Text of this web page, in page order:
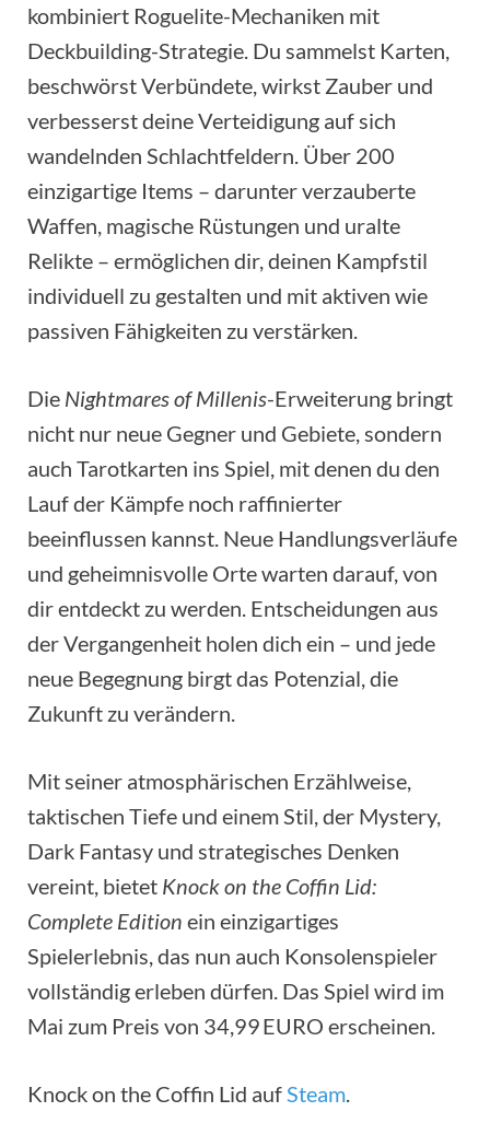
kombiniert Roguelite-Mechaniken mit
Deckbuilding-Strategie. Du sammelst Karten,
beschwörst Verbündete, wirkst Zauber und
verbesserst deine Verteidigung auf sich
wandelnden Schlachtfeldern. Über 200
einzigartige Items – darunter verzauberte
Waffen, magische Rüstungen und uralte
Relikte – ermöglichen dir, deinen Kampfstil
individuell zu gestalten und mit aktiven wie
passiven Fähigkeiten zu verstärken.
Die Nightmares of Millenis-Erweiterung bringt
nicht nur neue Gegner und Gebiete, sondern
auch Tarotkarten ins Spiel, mit denen du den
Lauf der Kämpfe noch raffinierter
beeinflussen kannst. Neue Handlungsverläufe
und geheimnisvolle Orte warten darauf, von
dir entdeckt zu werden. Entscheidungen aus
der Vergangenheit holen dich ein – und jede
neue Begegnung birgt das Potenzial, die
Zukunft zu verändern.
Mit seiner atmosphärischen Erzählweise,
taktischen Tiefe und einem Stil, der Mystery,
Dark Fantasy und strategisches Denken
vereint, bietet Knock on the Coffin Lid:
Complete Edition ein einzigartiges
Spielerlebnis, das nun auch Konsolenspieler
vollständig erleben dürfen. Das Spiel wird im
Mai zum Preis von 34,99 EURO erscheinen.
Knock on the Coffin Lid aufSteam.